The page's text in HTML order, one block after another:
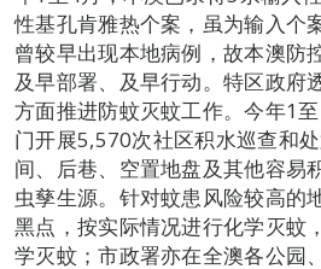
性基孔肯雅热个案，虽为输入个
曾较早出现本地病例，故本澳防
及早部署、及早行动。特区政府
方面推进防蚊灭蚊工作。今年1
门开展5,570次社区积水巡查和
间、后巷、空置地盘及其他容易
虫孳生源。针对蚊患风险较高的
黑点，按实际情况进行化学灭蚊
学灭蚊；市政署亦在全澳各公园